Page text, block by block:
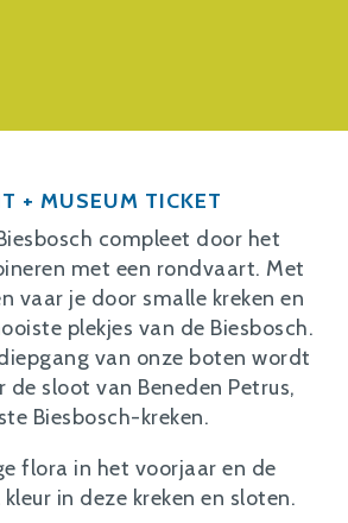
+ MUSEUM TICKET
compleet door het
met een rondvaart. Met
vaar je door smalle kreken en
plekjes van de Biesbosch.
van onze boten wordt
de sloot van Beneden Petrus,
Biesbosch-kreken.
flora in het voorjaar en de
in deze kreken en sloten.